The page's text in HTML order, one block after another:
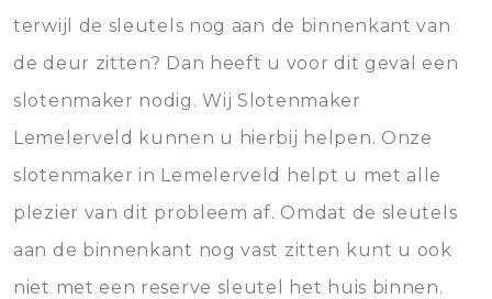
terwijl de sleutels nog aan de binnenkant van
de deur zitten? Dan heeft u voor dit geval een
slotenmaker nodig. Wij Slotenmaker
Lemelerveld kunnen u hierbij helpen. Onze
slotenmaker in Lemelerveld helpt u met alle
plezier van dit probleem af. Omdat de sleutels
aan de binnenkant nog vast zitten kunt u ook
niet met een reserve sleutel het huis binnen.